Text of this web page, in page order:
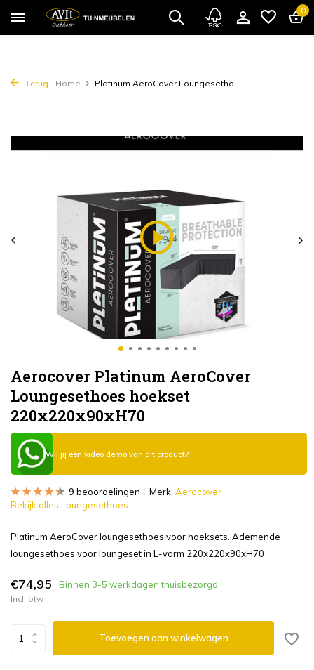
0
Terug Home Platinum AeroCover Loungesetho...
Aerocover Platinum AeroCover
Loungesethoes hoekset
220x220x90xH70
Wil jij een video demo van dit product?
9 beoordelingen Merk: Aerocover
Bekijk alles Loungesethoes
Platinum AeroCover loungesethoes voor hoeksets. Ademende
loungesethoes voor loungeset in L-vorm 220x220x90xH70
€74,95 Binnen 3-5 werkdagen thuisbezorgd
Incl. btw
Toevoegen aan winkelwagen